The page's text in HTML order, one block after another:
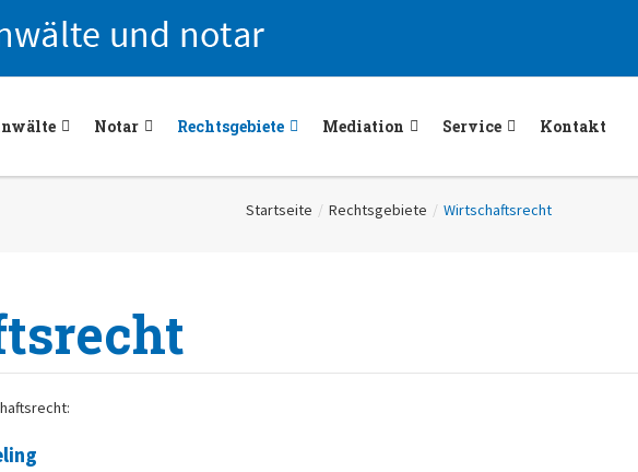
Notar Rechtsgebiete Mediation Service Kontakt
Startseite / Rechtsgebiete / Wirtschaftsrecht